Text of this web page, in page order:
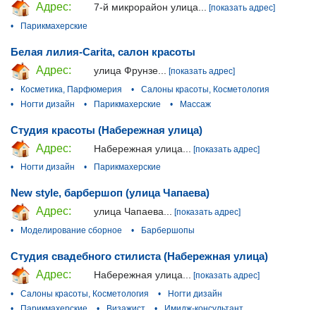
Адрес:
7-й микрорайон улица...
[показать адрес]
•
Парикмахерские
Белая лилия-Carita, салон красоты
Адрес:
улица Фрунзе...
[показать адрес]
•
Косметика, Парфюмерия •
Салоны красоты, Косметология
•
Ногти дизайн • Парикмахерские • Массаж
Студия красоты (Набережная улица)
Адрес:
Набережная улица...
[показать адрес]
•
Ногти дизайн • Парикмахерские
New style, барбершоп (улица Чапаева)
Адрес:
улица Чапаева... [показать адрес]
•
Моделирование сборное • Барбершопы
Студия свадебного стилиста (Набережная улица)
Адрес:
Набережная улица... [показать адрес]
•
Салоны красоты, Косметология •
Ногти дизайн